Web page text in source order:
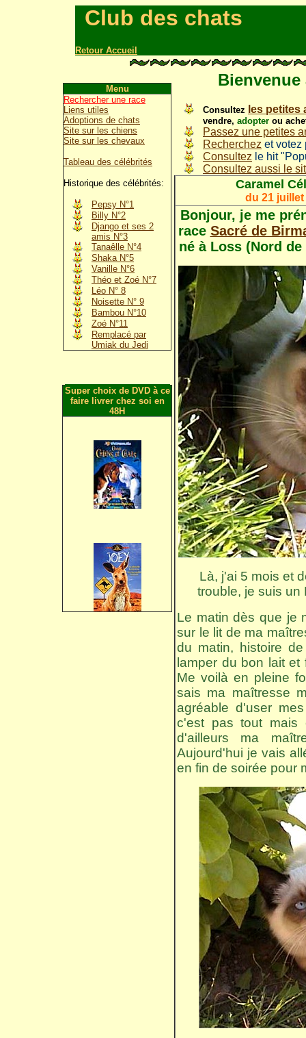
Club des chats
Retour Accueil
Menu
Rechercher une race
Liens utiles
Adoptions de chats
Site sur les chiens
Site sur les chevaux
Tableau des célébrités
Historique des célébrités:
Pepsy N°1
Billy N°2
Django et ses 2
amis N°3
Tanaêlle N°4
Shaka N°5
Vanille N°6
Théo et Zoé N°7
Léo N° 8
Noisette N° 9
Bambou N°10
Zoé N°11
Remplacé par
Umiak du Jedi
Super choix de DVD à ce
faire livrer chez soi en
48H
Consultez les petites
vendre, adopter ou
Passez une petites
Recherchez et votez
Consultez le hit
Consultez aussi le
Caramel
du 21 juillet
Bonjour, je me
race Sacré de
né à Loss (Nord
Là, j'ai 5 mois et
trouble, je suis un
Le matin dès que je
sur le lit de ma
du matin, histoire
lamper du bon lait
Me voilà en pleine
sais ma maîtresse
agréable d'user
c'est pas tout mais
d'ailleurs ma
Aujourd'hui je vais
en fin de soirée pour